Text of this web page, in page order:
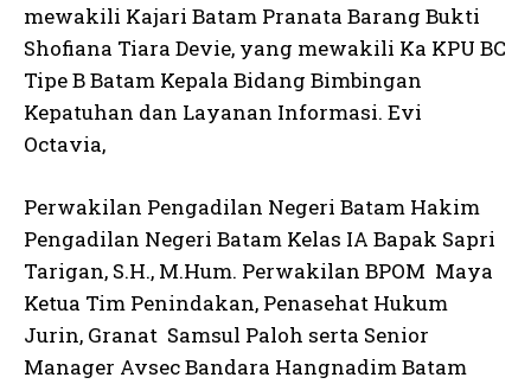
mewakili Kajari Batam Pranata Barang Bukti
Shofiana Tiara Devie, yang mewakili Ka KPU BC
Tipe B Batam Kepala Bidang Bimbingan
Kepatuhan dan Layanan Informasi. Evi
Octavia,
Perwakilan Pengadilan Negeri Batam Hakim
Pengadilan Negeri Batam Kelas IA Bapak Sapri
Tarigan, S.H., M.Hum. Perwakilan BPOM Maya
Ketua Tim Penindakan, Penasehat Hukum
Jurin, Granat Samsul Paloh serta Senior
Manager Avsec Bandara Hangnadim Batam